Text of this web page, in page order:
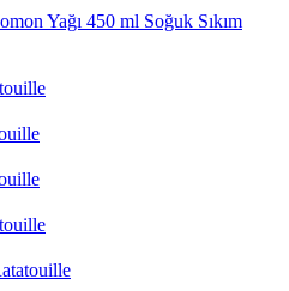
Yağı 450 ml Soğuk Sıkım